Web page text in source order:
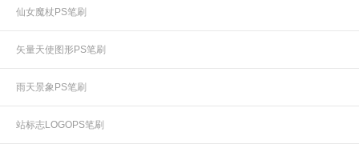
仙女魔杖PS笔刷
矢量天使图形PS笔刷
雨天景象PS笔刷
站标志LOGOPS笔刷